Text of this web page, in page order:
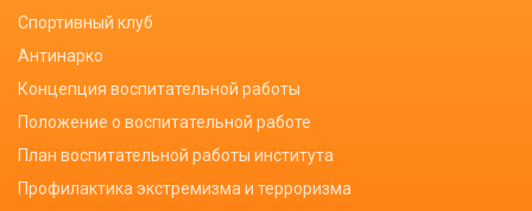
Спортивный клуб
Антинарко
Концепция воспитательной работы
Положение о воспитательной работе
План воспитательной работы института
Профилактика экстремизма и терроризма